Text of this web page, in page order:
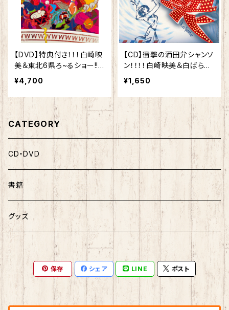
【DVD】特典付き！！！白崎映
美＆東北6県ろ~るショー!!
DVD『実録!!夏のぜんぶの
せフェスティバル -渋谷 201
5-』
¥4,700
【CD】衝撃の酒田弁シャンソ
ン！！！！白崎映美＆白ばらボ
ーイズ”群衆 La Foule”
¥1,650
CATEGORY
CD・DVD
書籍
グッズ
保存 シェア LINE ポスト